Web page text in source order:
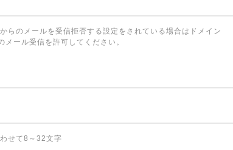
らのメールを受信拒否する設定をされている場合はドメイン
ール受信を許可してください。
せて8～32文字